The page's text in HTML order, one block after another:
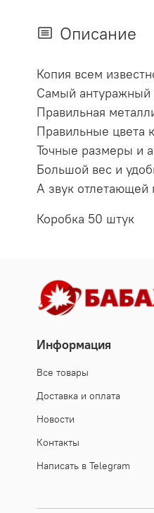
Описание
Копия всем
Самый антуражный
Правильная
Правильные цвета
Точные размеры и
Большой вес и
А звук отлетающей
Коробка 50 штук
Информация
Все товары
Доставка и оплата
Новости
Контакты
Написать в Telegram